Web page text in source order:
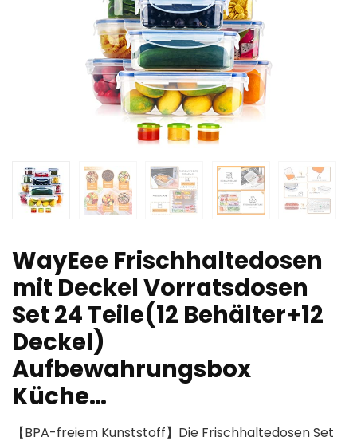
WayEee Frischhaltedosen
mit Deckel Vorratsdosen
Set 24 Teile(12 Behälter+12
Deckel)
Aufbewahrungsbox
Küche…
【BPA-freiem Kunststoff】Die Frischhaltedosen Set